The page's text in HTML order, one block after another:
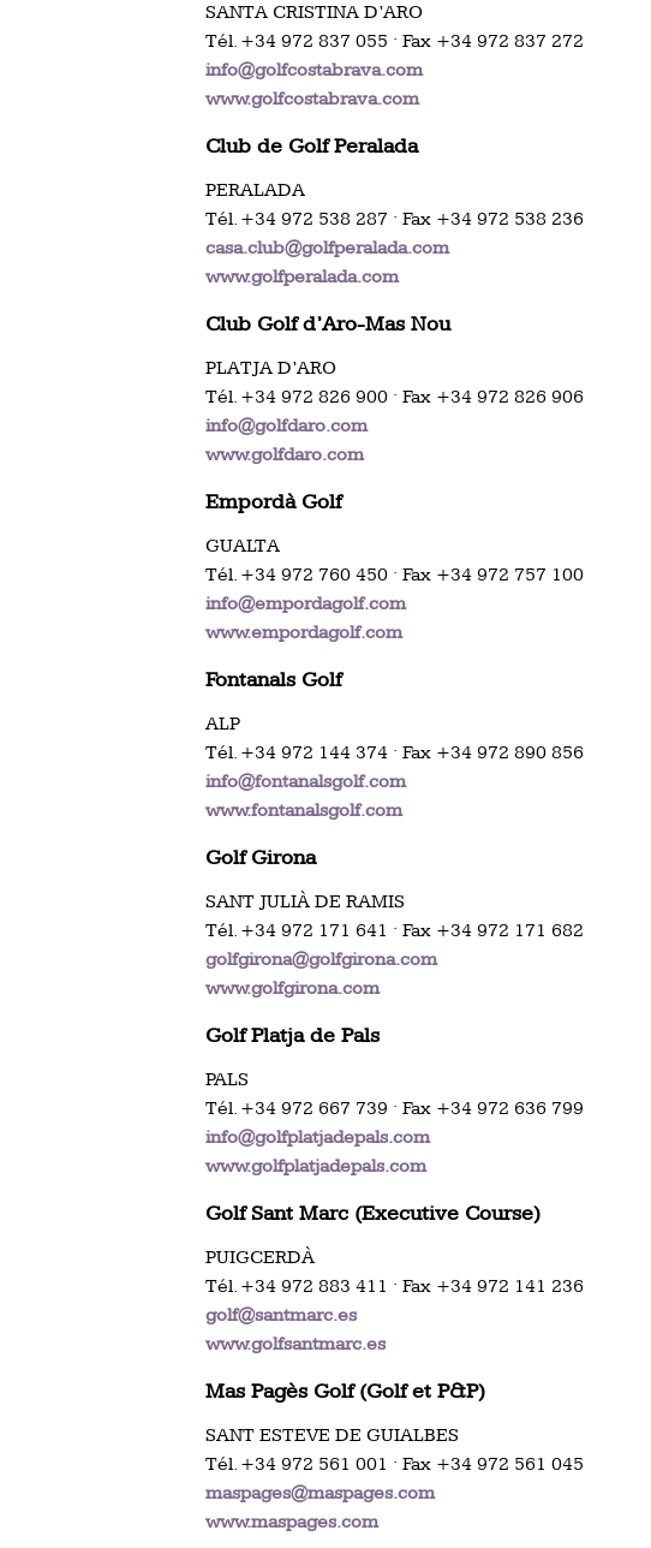
SANTA CRISTINA D’ARO
Tél. +34 972 837 055 · Fax +34 972 837 272
info@golfcostabrava.com
www.golfcostabrava.com
Club de Golf Peralada
PERALADA
Tél. +34 972 538 287 · Fax +34 972 538 236
casa.club@golfperalada.com
www.golfperalada.com
Club Golf d’Aro-Mas Nou
PLATJA D’ARO
Tél. +34 972 826 900 · Fax +34 972 826 906
info@golfdaro.com
www.golfdaro.com
Empordà Golf
GUALTA
Tél. +34 972 760 450 · Fax +34 972 757 100
info@empordagolf.com
www.empordagolf.com
Fontanals Golf
ALP
Tél. +34 972 144 374 · Fax +34 972 890 856
info@fontanalsgolf.com
www.fontanalsgolf.com
Golf Girona
SANT JULIÀ DE RAMIS
Tél. +34 972 171 641 · Fax +34 972 171 682
golfgirona@golfgirona.com
www.golfgirona.com
Golf Platja de Pals
PALS
Tél. +34 972 667 739 · Fax +34 972 636 799
info@golfplatjadepals.com
www.golfplatjadepals.com
Golf Sant Marc (Executive Course)
PUIGCERDÀ
Tél. +34 972 883 411 · Fax +34 972 141 236
golf@santmarc.es
www.golfsantmarc.es
Mas Pagès Golf (Golf et P&P)
SANT ESTEVE DE GUIALBES
Tél. +34 972 561 001 · Fax +34 972 561 045
maspages@maspages.com
www.maspages.com